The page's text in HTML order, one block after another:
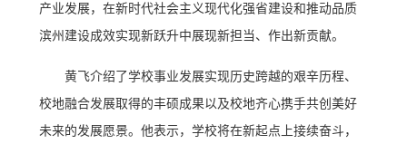
产业发展，在新时代社会主义现代化强省建设和推动品质
滨州建设成效实现新跃升中展现新担当、作出新贡献。
黄飞介绍了学校事业发展实现历史跨越的艰辛历程、
校地融合发展取得的丰硕成果以及校地齐心携手共创美好
未来的发展愿景。他表示，学校将在新起点上接续奋斗，